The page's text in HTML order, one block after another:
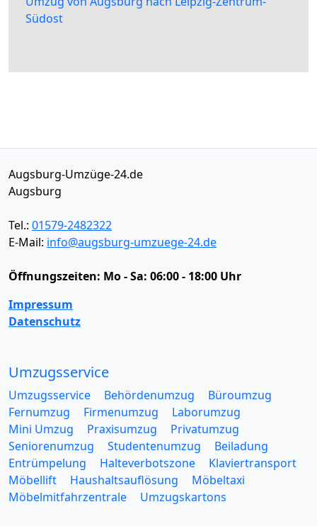
Südost
Augsburg-Umzüge-24.de
Augsburg
Tel.: 01579-2482322
E-Mail: info@augsburg-umzuege-24.de
Öffnungszeiten: Mo - Sa: 06:00 - 18:00 Uhr
Impressum
Datenschutz
Umzugsservice
Umzugsservice Behördenumzug
Büroumzug
Fernumzug
Firmenumzug
Laborumzug
Mini Umzug
Praxisumzug
Privatumzug
Seniorenumzug
Studentenumzug
Beiladung
Entrümpelung
Halteverbotszone
Klaviertransport
Möbellift
Haushaltsauflösung
Möbeltaxi
Möbelmitfahrzentrale
Umzugskartons